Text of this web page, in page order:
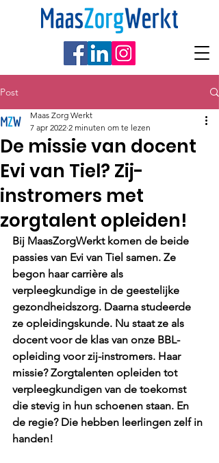
Post
De missie van docent
Evi van Tiel? Zij-
instromers met
zorgtalent opleiden!
Maas Zorg Werkt
7 apr 2022 2 minuten om te lezen
Bij MaasZorgWerkt komen de beide
passies van Evi van Tiel samen. Ze
begon haar carrière als
verpleegkundige in de geestelijke
gezondheidszorg. Daarna studeerde
ze opleidingskunde. Nu staat ze als
docent voor de klas van onze BBL-
opleiding voor zij-instromers. Haar
missie? Zorgtalenten opleiden tot
verpleegkundigen van de toekomst
die stevig in hun schoenen staan. En
de regie? Die hebben leerlingen zelf in
handen!